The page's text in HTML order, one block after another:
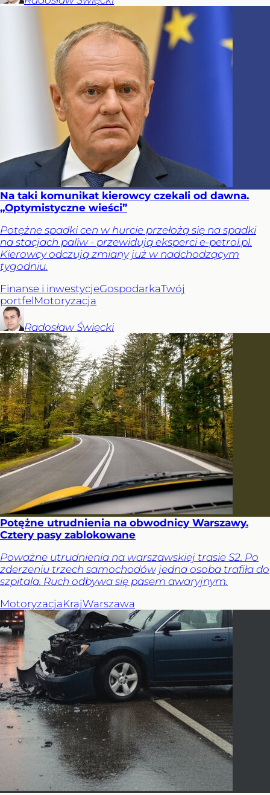
Na taki komunikat kierowcy czekali od dawna.
„Optymistyczne wieści”
Potężne spadki cen w hurcie przełożą się na spadki
na stacjach paliw - przewidują eksperci e-petrol.pl.
Kierowcy odczują zmiany już w nadchodzącym
tygodniu.
Finanse i inwestycjeGospodarkaTwój
portfelMotoryzacja
Radosław Święcki
Potężne utrudnienia na obwodnicy Warszawy.
Cztery pasy zablokowane
Poważne utrudnienia na warszawskiej trasie S2. Po
zderzeniu trzech samochodów jedna osoba trafiła do
szpitala. Ruch odbywa się pasem awaryjnym.
MotoryzacjaKrajWarszawa